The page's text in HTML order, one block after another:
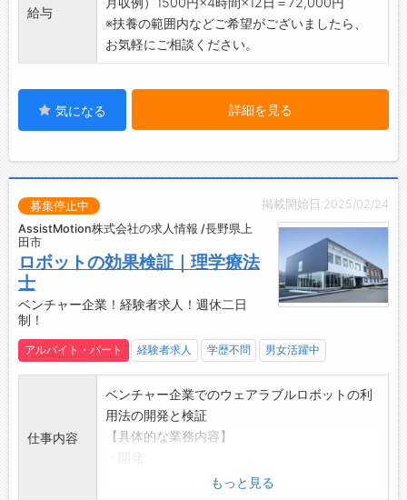
・陶器や雑貨の知識は入社後に少しずつ覚えれ
ば大丈夫♪
【ノルマ・買取なし】
・販売ノルマや商品の買取は一切ありません！
【やりがい】
・お客様の「ステキ！」という言葉や笑顔を直
・和食器や雑貨の知識が自然と身につくお仕事
・落ち着いた空間で、自分らしく働けます♪
・スタッフ同士の会話も多く、和やかで明るい
・主婦主夫の方も活躍できる環境で、家庭との
両立もバッチリ◎
【会社について】
・京都に創業270年を誇る老舗和食器ブラン
ド！
給与
※扶養の範囲内などご希望がございましたら、
お気軽にご相談ください。
気になる 詳細を見る
掲載開始日:2025/02/24
募集停止中
AssistMotion株式会社の求人情報 /長野県上
田市
ロボットの効果検証｜理学療法
士
ベンチャー企業！経験者求人！週休二日
制！
アルバイト・パート 経験者求人 学歴不問 男女活躍中
仕事内容
ベンチャー企業でのウェアラブルロボットの利
用法の開発と検証
【具体的な業務内容】
リハビリの応用展開の開発
もっと見る